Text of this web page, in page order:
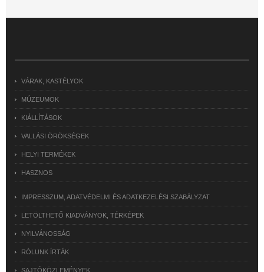
VÁRAK, KASTÉLYOK
MÚZEUMOK
KIÁLLÍTÁSOK
VALLÁSI ÖRÖKSÉGEK
HELYI TERMÉKEK
HASZNOS
IMPRESSZUM, ADATVÉDELMI ÉS ADATKEZELÉSI SZABÁLYZAT
LETÖLTHETŐ KIADVÁNYOK, TÉRKÉPEK
NYILVÁNOSSÁG
RÓLUNK ÍRTÁK
SAJTÓKÖZLEMÉNYEK